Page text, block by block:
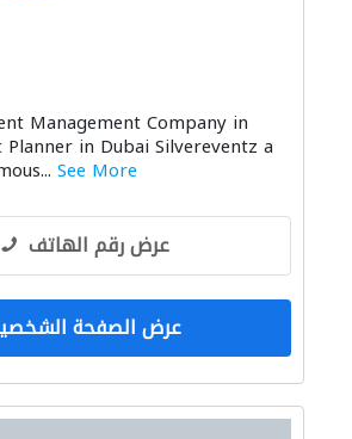
Management Company in
in Dubai Silvereventz a
See More
عرض رقم الهاتف
عرض الصفحة